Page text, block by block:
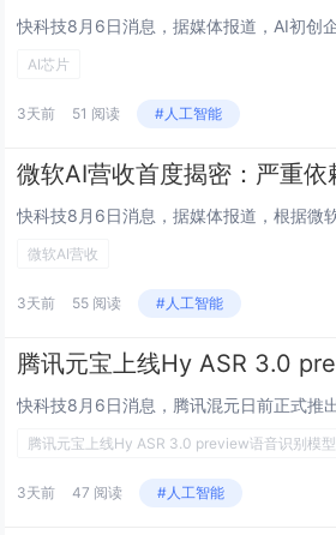
AI芯片
3天前 51 阅读 #人工智能
微软AI营收
3天前 55 阅读 #人工智能
腾讯元宝上线Hy ASR 3.0 preview语音识别模型
3天前 47 阅读 #人工智能